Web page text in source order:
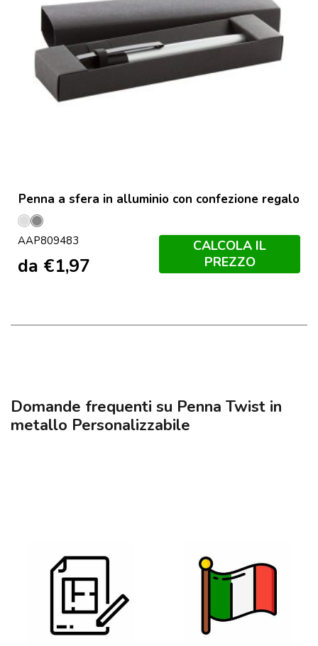
Penna a sfera in alluminio con confezione regalo
Argento
Grigio
AAP809483
da €1,97
CALCOLA IL
PREZZO
Domande frequenti su Penna Twist in
metallo Personalizzabile